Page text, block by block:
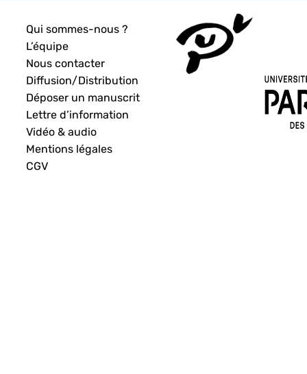
Qui sommes-nous ?
L’équipe
Nous contacter
Diffusion/Distribution
Déposer un manuscrit
Lettre d’information
Vidéo & audio
Mentions légales
CGV